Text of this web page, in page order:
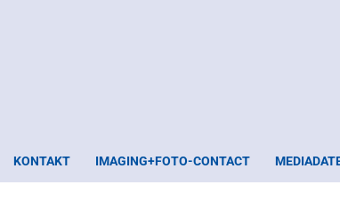
KONTAKT IMAGING+FOTO-CONTACT